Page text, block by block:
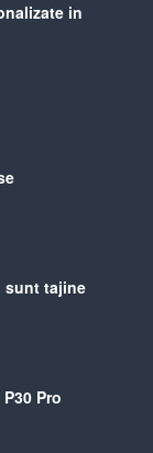
in
sunt tajine
Pro